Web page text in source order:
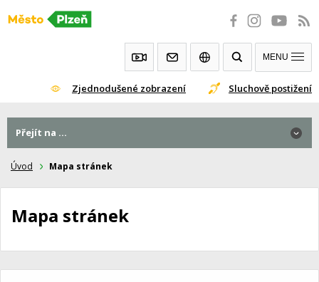
Přeskočit
Zjednodušené zobrazení Sluchově postižení
MENU
Úvod Mapa stránek
Mapa stránek
Přejít na ...